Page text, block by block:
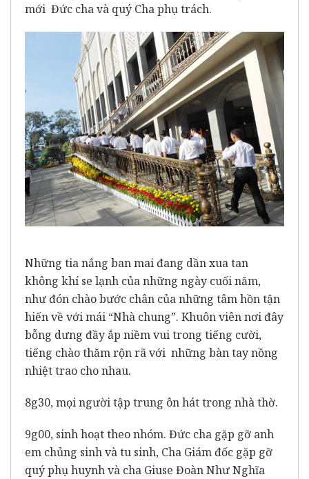
mới Đức cha và quý Cha phụ trách.
Những tia nắng ban mai đang dần xua tan
không khí se lạnh của những ngày cuối năm,
như đón chào bước chân của những tâm hồn tận
hiến về với mái “Nhà chung”. Khuôn viên nơi đây
bỗng dưng đầy ắp niềm vui trong tiếng cười,
tiếng chào thăm rộn rã với những bàn tay nồng
nhiệt trao cho nhau.
8g30, mọi người tập trung ôn hát trong nhà thờ.
9g00, sinh hoạt theo nhóm. Đức cha gặp gỡ anh
em chủng sinh và tu sinh, Cha Giám đốc gặp gỡ
quý phụ huynh và cha Giuse Đoàn Như Nghĩa